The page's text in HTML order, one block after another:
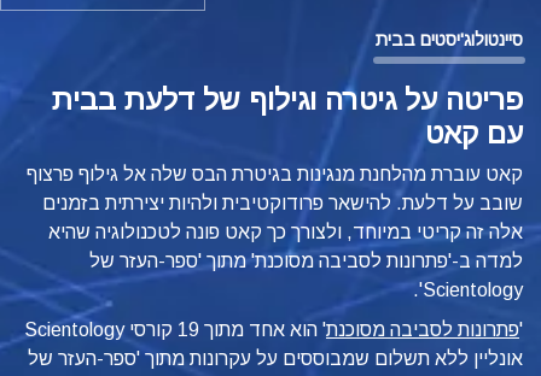
סיינטולוג'יסטים בבית
פריטה על גיטרה וגילוף של דלעת בבית
עם קאט
קאט עוברת מהלחנת מנגינות בגיטרת הבס שלה אל גילוף פרצוף
שובב על דלעת. להישאר פרודוקטיבית ולהיות יצירתית בזמנים
אלה זה קריטי במיוחד, ולצורך כך קאט פונה לטכנולוגיה שהיא
למדה ב-'פתרונות לסביבה מסוכנת' מתוך 'ספר-העזר של
Scientology'.
'פתרונות לסביבה מסוכנת'
הוא אחד מתוך 19 קורסי Scientology
אונליין ללא תשלום שמבוססים על עקרונות מתוך 'ספר-העזר של